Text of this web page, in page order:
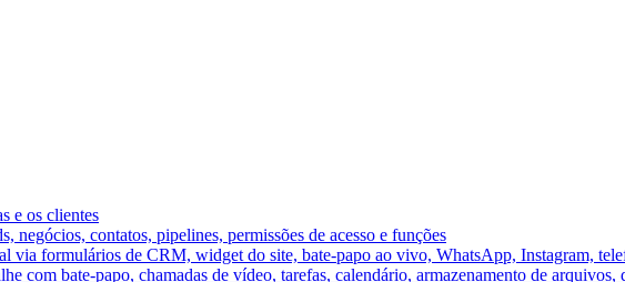
e os clientes
negócios, contatos, pipelines, permissões de acesso e funções
via formulários de CRM, widget do site, bate-papo ao vivo, WhatsApp, Instagram,
com bate-papo, chamadas de vídeo, tarefas, calendário, armazenamento de arquivos,